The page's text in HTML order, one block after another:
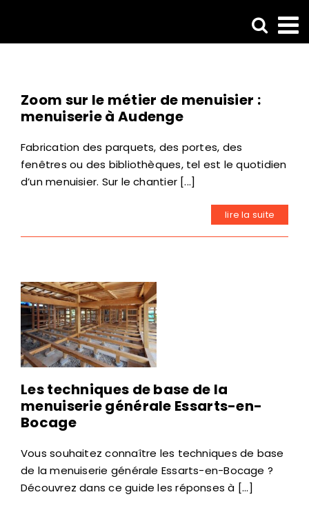
contenu
Zoom sur le métier de menuisier :
menuiserie à Audenge
Fabrication des parquets, des portes, des
fenêtres ou des bibliothèques, tel est le quotidien
d’un menuisier. Sur le chantier [...]
lire la suite
Les techniques de base de la
menuiserie générale Essarts-en-
Bocage
Vous souhaitez connaître les techniques de base
de la menuiserie générale Essarts-en-Bocage ?
Découvrez dans ce guide les réponses à [...]